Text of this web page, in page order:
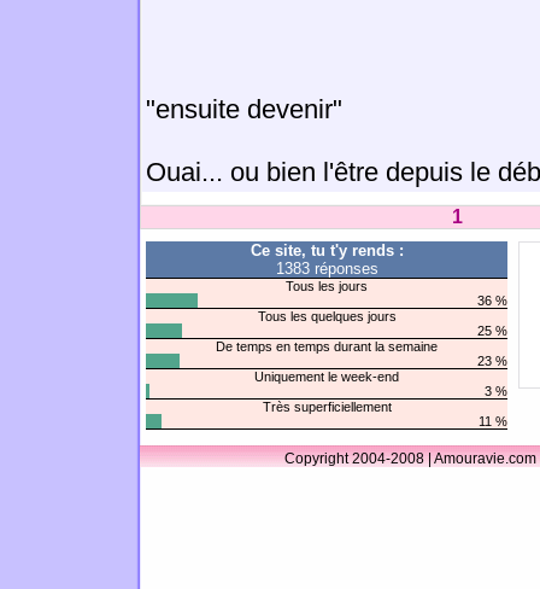
"ensuite devenir"
Ouai... ou bien l'être depuis le
1
Ce site, tu t'y rends :
1383 réponses
Tous les jours
36 %
Tous les quelques jours
25 %
De temps en temps durant la semaine
23 %
Uniquement le week-end
3 %
Très superficiellement
11 %
Copyright 2004-2008 |